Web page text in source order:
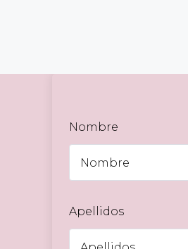
Nombre
Apellidos